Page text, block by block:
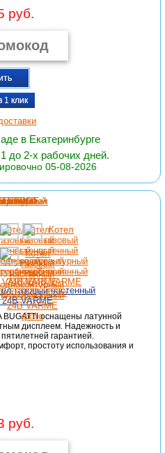
руб.
1 клик
в Екатеринбурге
до 2-х рабочих дней.
05-08-2026
газовый настенный
24B VARME
оснащены латунной
дисплеем. Надежность и
гарантией.
простоту использования и
руб.